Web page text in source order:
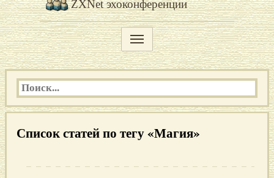
ZXNet эхоконференции
Список статей по тегу «Магия»